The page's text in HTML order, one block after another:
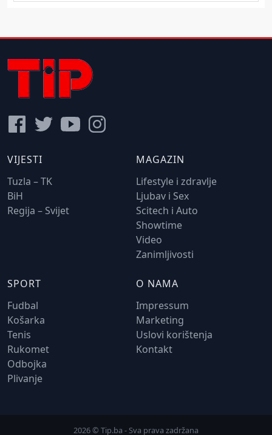
VIJESTI
Tuzla – TK
BiH
Regija – Svijet
MAGAZIN
Lifestyle i zdravlje
Ljubav i Sex
Scitech i Auto
Showtime
Video
Zanimljivosti
SPORT
Fudbal
Košarka
Tenis
Rukomet
Odbojka
Plivanje
O NAMA
Impressum
Marketing
Uslovi korištenja
Kontakt
2026 © Tip.ba - Sva prava zadržana